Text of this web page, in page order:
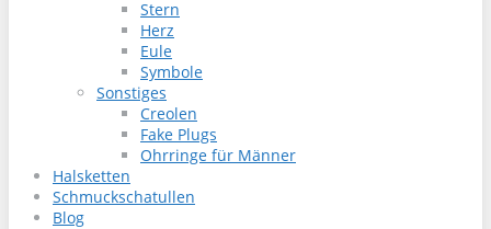
Stern
Herz
Eule
Symbole
Sonstiges
Creolen
Fake Plugs
Ohrringe für Männer
Halsketten
Schmuckschatullen
Blog